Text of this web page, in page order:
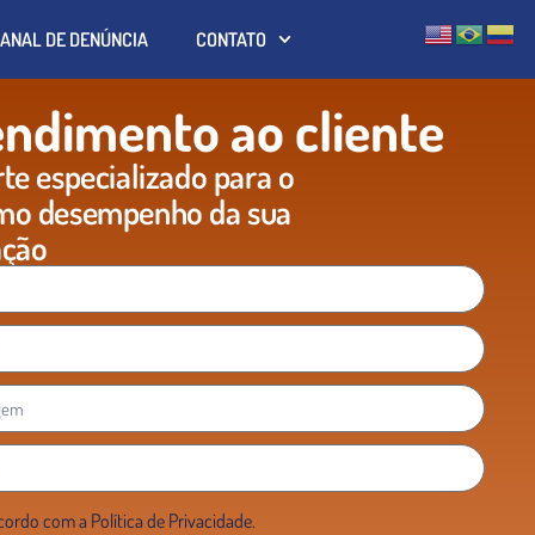
DE DENÚNCIA CONTATO
ao cliente
especializado para o
desempenho da sua
com a Política de Privacidade.